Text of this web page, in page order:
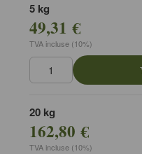
5 kg
49,31 €
TVA incluse (10%)
20 kg
162,80 €
TVA incluse (10%)